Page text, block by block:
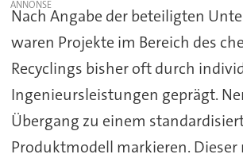
Nach Angabe der beteiligten
waren Projekte im Bereich des
Recyclings bisher oft durch
Ingenieursleistungen geprägt.
Übergang zu einem
Produktmodell markieren. Dieser